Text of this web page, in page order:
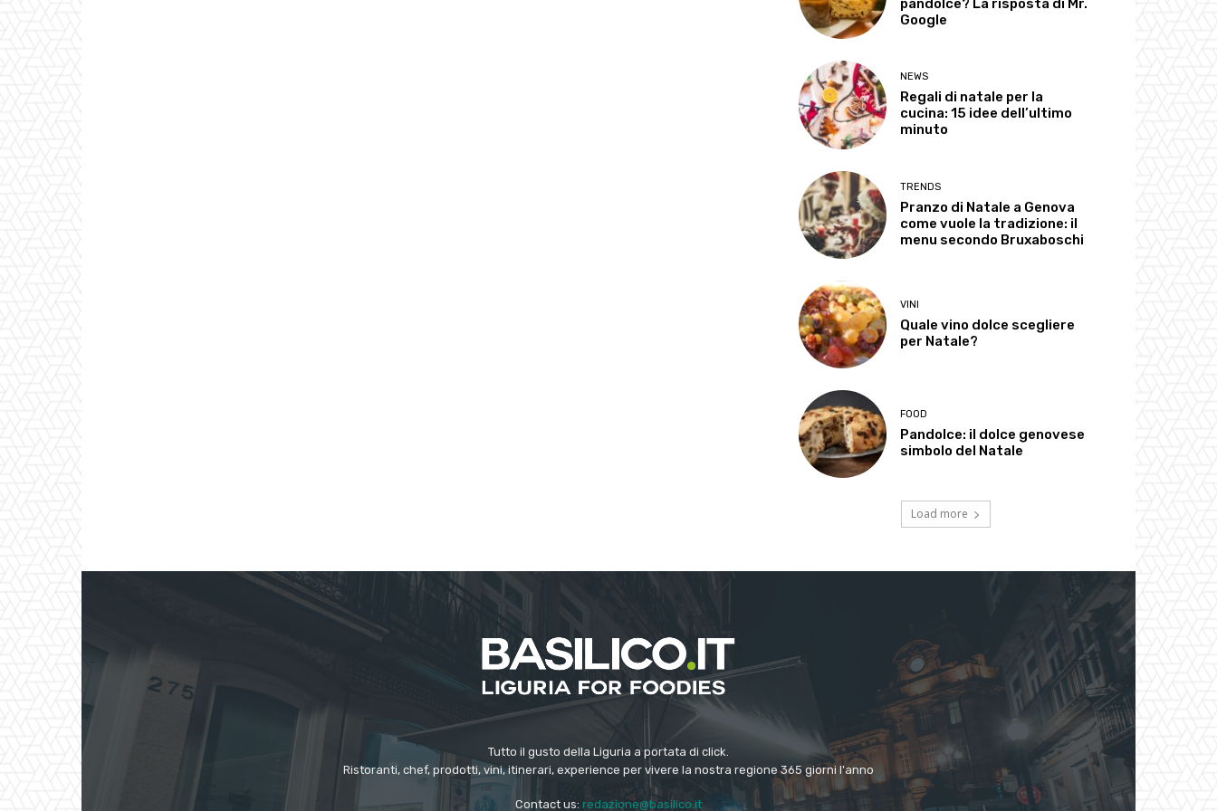
pandolce? La risposta di Mr.
Google
NEWS
Regali di natale per la
cucina: 15 idee dell’ultimo
minuto
TRENDS
Pranzo di Natale a Genova
come vuole la tradizione: il
menu secondo Bruxaboschi
VINI
Quale vino dolce scegliere
per Natale?
FOOD
Pandolce: il dolce genovese
simbolo del Natale
Load more
Tutto il gusto della Liguria a portata di click.
Ristoranti, chef, prodotti, vini, itinerari, experience per vivere la nostra regione 365 giorni l'anno
Contact us: redazione@basilico.it